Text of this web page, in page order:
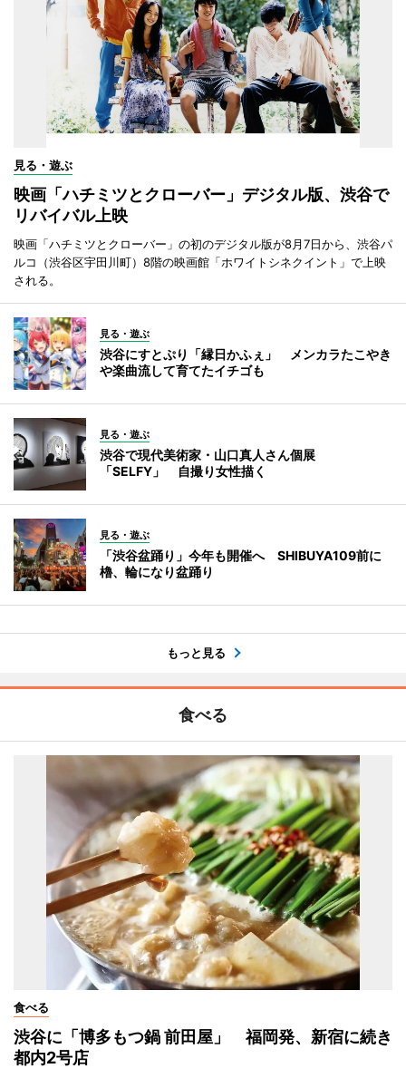
見る・遊ぶ
映画「ハチミツとクローバー」デジタル版、渋谷で
リバイバル上映
映画「ハチミツとクローバー」の初のデジタル版が8月7日から、渋谷パ
ルコ（渋谷区宇田川町）8階の映画館「ホワイトシネクイント」で上映
される。
見る・遊ぶ
渋谷にすとぷり「縁日かふぇ」 メンカラたこやき
や楽曲流して育てたイチゴも
見る・遊ぶ
渋谷で現代美術家・山口真人さん個展
「SELFY」 自撮り女性描く
見る・遊ぶ
「渋谷盆踊り」今年も開催へ SHIBUYA109前に
櫓、輪になり盆踊り
もっと見る
食べる
食べる
渋谷に「博多もつ鍋 前田屋」 福岡発、新宿に続き
都内2号店